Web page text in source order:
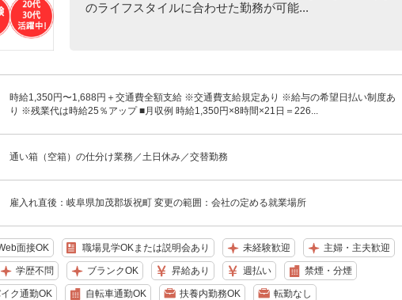
のライフスタイルに合わせた勤務が可能...
時給1,350円〜1,688円＋交通費全額支給 ※交通費支給規定あり ※給与の希望日払い制度あ
り ※残業代は時給25％アップ ■月収例 時給1,350円×8時間×21日＝226...
通い箱（空箱）の仕分け業務／土日休み／交替勤務
雇入れ直後：岐阜県加茂郡坂祝町 変更の範囲：会社の定める就業場所
面接OK 職場見学OKまたは説明会あり 未経験歓迎 主婦・主夫歓迎
学歴不問 ブランクOK 昇給あり 週払い 禁煙・分煙
ク通勤OK 自転車通勤OK 扶養内勤務OK 転勤なし